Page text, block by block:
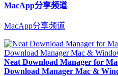
MacApp分享频道
MacApp分享频道
Neat Download Manager for
Download Manager Mac &